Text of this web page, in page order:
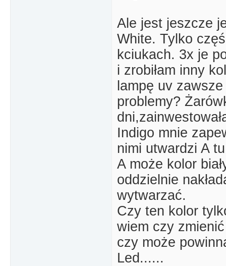
Ale jest jeszcze
White. Tylko
kciukach. 3x je
i zrobiłam inny
lampę uv
problemy?
Indigo mnie
nimi utwardzi A
A może kolor
oddzielnie
wytwarzać.
Czy ten kolor
wiem czy
czy może
Led......